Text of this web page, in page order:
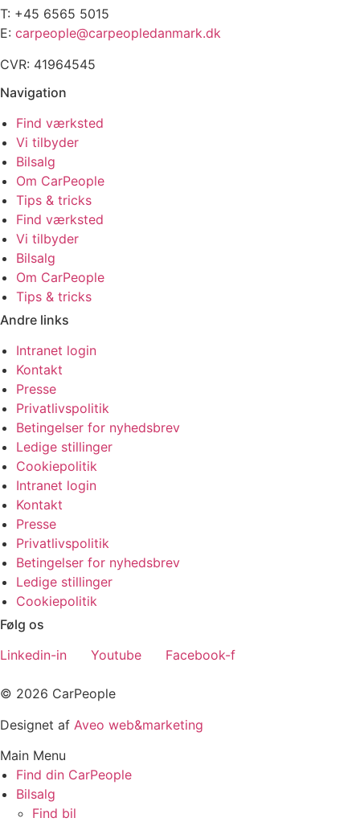
T: +45 6565 5015
E: carpeople@carpeopledanmark.dk
CVR: 41964545
Navigation
Find værksted
Vi tilbyder
Bilsalg
Om CarPeople
Tips & tricks
Find værksted
Vi tilbyder
Bilsalg
Om CarPeople
Tips & tricks
Andre links
Intranet login
Kontakt
Presse
Privatlivspolitik
Betingelser for nyhedsbrev
Ledige stillinger
Cookiepolitik
Intranet login
Kontakt
Presse
Privatlivspolitik
Betingelser for nyhedsbrev
Ledige stillinger
Cookiepolitik
Følg os
Linkedin-in
Youtube Facebook-f
© 2026 CarPeople
Designet af Aveo web&marketing
Main Menu
Find din CarPeople
Bilsalg
Find bil